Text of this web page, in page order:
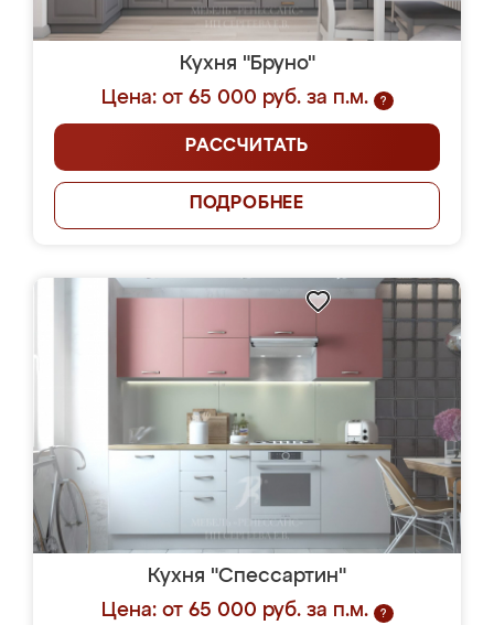
Кухня "Бруно"
Цена: от 65 000 руб. за п.м.
?
РАССЧИТАТЬ
ПОДРОБНЕЕ
Кухня "Спессартин"
Цена: от 65 000 руб. за п.м.
?